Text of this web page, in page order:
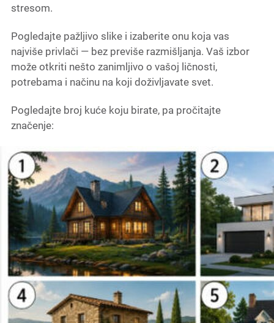
stresom.
Pogledajte pažljivo slike i izaberite onu koja vas
najviše privlači — bez previše razmišljanja. Vaš izbor
može otkriti nešto zanimljivo o vašoj ličnosti,
potrebama i načinu na koji doživljavate svet.
Pogledajte broj kuće koju birate, pa pročitajte
značenje: